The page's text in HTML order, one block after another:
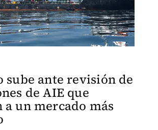
sube ante revisión de
de AIE que
a un mercado más